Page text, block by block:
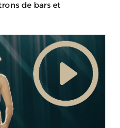
de bars et